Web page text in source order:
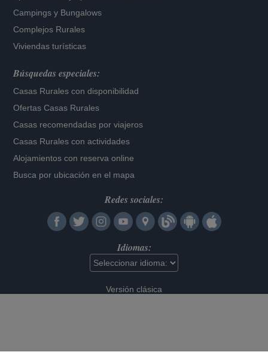
Campings y Bungalows
Complejos Rurales
Viviendas turísticas
Búsquedas especiales:
Casas Rurales con disponibilidad
Ofertas Casas Rurales
Casas recomendadas por viajeros
Casas Rurales con actividades
Alojamientos con reserva online
Busca por ubicación en el mapa
Redes sociales:
Idiomas:
Versión clásica